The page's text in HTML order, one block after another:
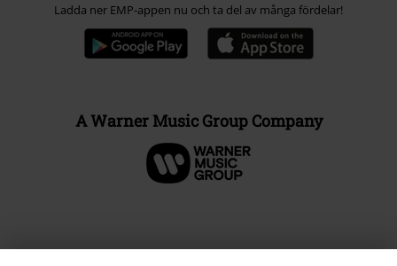
Ladda ner EMP-appen nu och ta del av många fördelar!
A Warner Music Group Company